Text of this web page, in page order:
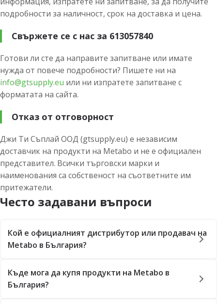
подробности за наличност, срок на доставка и цена.
Свържете се с нас за 613057840
Готови ли сте да направите запитване или имате
нужда от повече подробности? Пишете ни на
info@gtsupply.eu или ни изпратете запитване с
форматата на сайта.
Отказ от отговорност
Джи Ти Съплай ООД (gtsupply.eu) е независим
доставчик на продукти на Metabo и не е официален
представител. Всички търговски марки и
наименования са собственост на съответните им
притежатели.
Често задавани въпроси
Кой е официалният дистрибутор или продавач на
Metabo в България?
Къде мога да купя продукти на Metabo в
България?